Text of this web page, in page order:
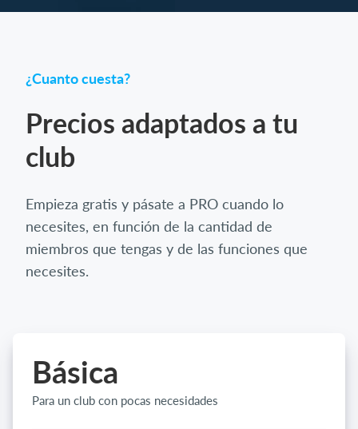
¿Cuanto cuesta?
Precios adaptados a tu
club
Empieza gratis y pásate a PRO cuando lo
necesites, en función de la cantidad de
miembros que tengas y de las funciones que
necesites.
Básica
Para un club con pocas necesidades